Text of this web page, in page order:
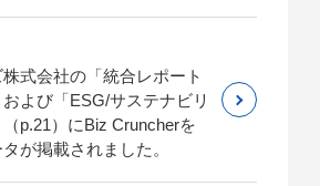
式会社の「統合レポート
よび「ESG/サステナビリ
p.21）にBiz Cruncherを
が掲載されました。